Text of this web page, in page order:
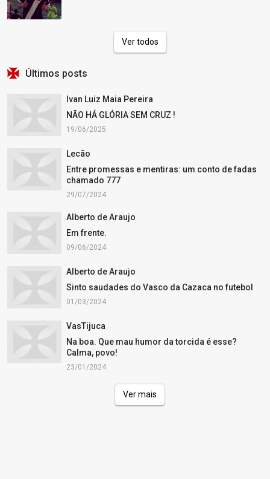
Ver todos
Últimos posts
Ivan Luiz Maia Pereira
NÃO HÁ GLÓRIA SEM CRUZ !
19/06/2025
Lecão
Entre promessas e mentiras: um conto de fadas
chamado 777
29/07/2024
Alberto de Araujo
Em frente.
09/06/2024
Alberto de Araujo
Sinto saudades do Vasco da Cazaca no futebol
01/03/2024
VasTijuca
Na boa. Que mau humor da torcida é esse?
Calma, povo!
23/01/2024
Ver mais